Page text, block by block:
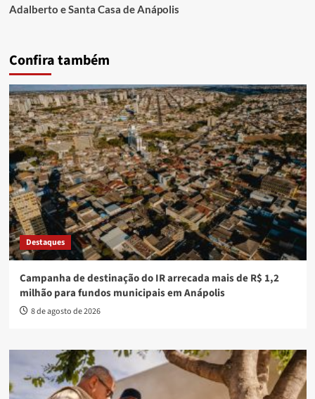
Adalberto e Santa Casa de Anápolis
Confira também
Destaques
Campanha de destinação do IR arrecada mais de R$ 1,2
milhão para fundos municipais em Anápolis
8 de agosto de 2026